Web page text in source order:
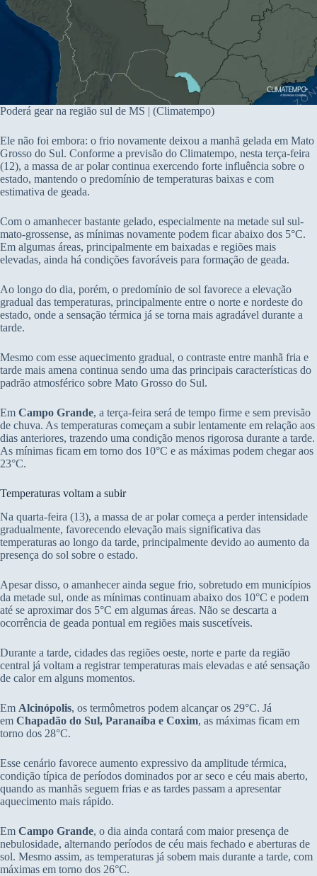
Poderá gear na região sul de MS | (Climatempo)
Ele não foi embora: o frio novamente deixou a manhã gelada em Mato
Grosso do Sul. Conforme a previsão do Climatempo, nesta terça-feira
(12), a massa de ar polar continua exercendo forte influência sobre o
estado, mantendo o predomínio de temperaturas baixas e com
estimativa de geada.
Com o amanhecer bastante gelado, especialmente na metade sul sul-
mato-grossense, as mínimas novamente podem ficar abaixo dos 5°C.
Em algumas áreas, principalmente em baixadas e regiões mais
elevadas, ainda há condições favoráveis para formação de geada.
Ao longo do dia, porém, o predomínio de sol favorece a elevação
gradual das temperaturas, principalmente entre o norte e nordeste do
estado, onde a sensação térmica já se torna mais agradável durante a
tarde.
Mesmo com esse aquecimento gradual, o contraste entre manhã fria e
tarde mais amena continua sendo uma das principais características do
padrão atmosférico sobre Mato Grosso do Sul.
Em Campo Grande, a terça-feira será de tempo firme e sem previsão
de chuva. As temperaturas começam a subir lentamente em relação aos
dias anteriores, trazendo uma condição menos rigorosa durante a tarde.
As mínimas ficam em torno dos 10°C e as máximas podem chegar aos
23°C.
Temperaturas voltam a subir
Na quarta-feira (13), a massa de ar polar começa a perder intensidade
gradualmente, favorecendo elevação mais significativa das
temperaturas ao longo da tarde, principalmente devido ao aumento da
presença do sol sobre o estado.
Apesar disso, o amanhecer ainda segue frio, sobretudo em municípios
da metade sul, onde as mínimas continuam abaixo dos 10°C e podem
até se aproximar dos 5°C em algumas áreas. Não se descarta a
ocorrência de geada pontual em regiões mais suscetíveis.
Durante a tarde, cidades das regiões oeste, norte e parte da região
central já voltam a registrar temperaturas mais elevadas e até sensação
de calor em alguns momentos.
Em Alcinópolis, os termômetros podem alcançar os 29°C. Já
em Chapadão do Sul, Paranaíba e Coxim, as máximas ficam em
torno dos 28°C.
Esse cenário favorece aumento expressivo da amplitude térmica,
condição típica de períodos dominados por ar seco e céu mais aberto,
quando as manhãs seguem frias e as tardes passam a apresentar
aquecimento mais rápido.
Em Campo Grande, o dia ainda contará com maior presença de
nebulosidade, alternando períodos de céu mais fechado e aberturas de
sol. Mesmo assim, as temperaturas já sobem mais durante a tarde, com
máximas em torno dos 26°C.